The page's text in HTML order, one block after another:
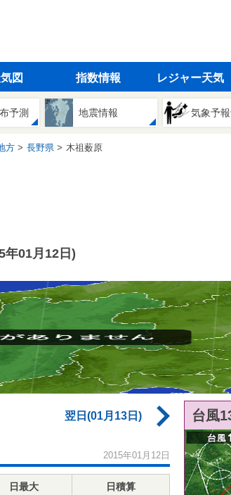
図 指数情報 レジャー天気
予測 地震情報 気象予
方 長野県 木祖薮原
年01月12日)
翌日(01月13日)
2015年01月12日
日最大
日積算
台風